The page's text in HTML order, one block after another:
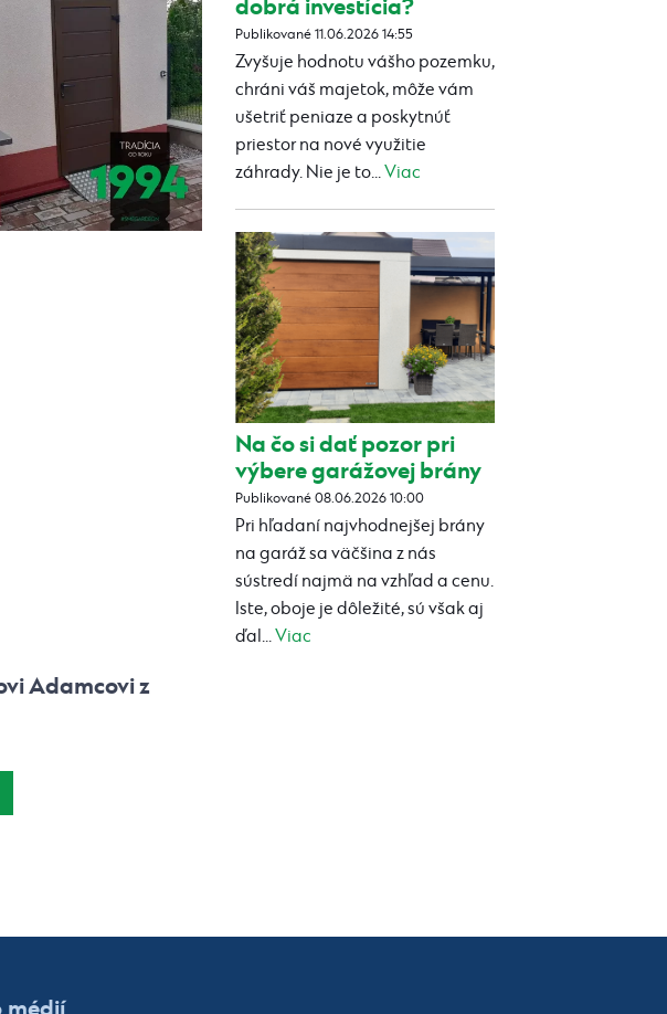
Adamcovi z
dobrá investícia?
Publikované 11.06.2026 14:55
Zvyšuje hodnotu vášho pozemku,
chráni váš majetok, môže vám
ušetriť peniaze a poskytnúť
priestor na nové využitie
záhrady. Nie je to...Viac
Na čo si dať pozor pri
výbere garážovej brány
Publikované 08.06.2026 10:00
Pri hľadaní najvhodnejšej brány
na garáž sa väčšina z nás
sústredí najmä na vzhľad a cenu.
Iste, oboje je dôležité, sú však aj
ďal...Viac